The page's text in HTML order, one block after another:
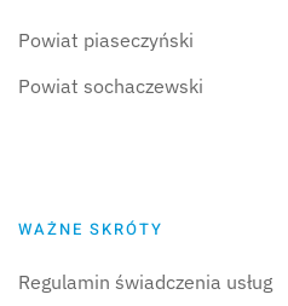
Powiat piaseczyński
Powiat sochaczewski
WAŻNE SKRÓTY
Regulamin świadczenia usług